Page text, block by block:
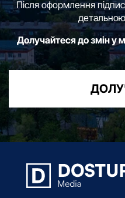
Після оформлення
Долучайтеся до змін у